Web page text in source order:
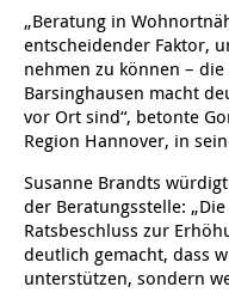
Ortsverein
Ortsverein
Ortsverein
Ortsverein
Ortsverein
Krippe
Familienzentrum
Familienzentrum
Außenstelle Hort
Stretch und Relax
Fitness für
Wegweiser
Infotelefon
Migrationsberatung
Interkulturelle
„Beratung in
entscheidender Faktor,
nehmen zu können –
Barsinghausen macht
vor Ort sind“, betonte
Region Hannover, in
Susanne Brandts
der Beratungsstelle:
Ratsbeschluss zur
deutlich gemacht, dass
unterstützen, sondern